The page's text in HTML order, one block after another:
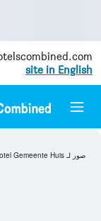
site in English
صور لـ Hotel Gemeente Huis